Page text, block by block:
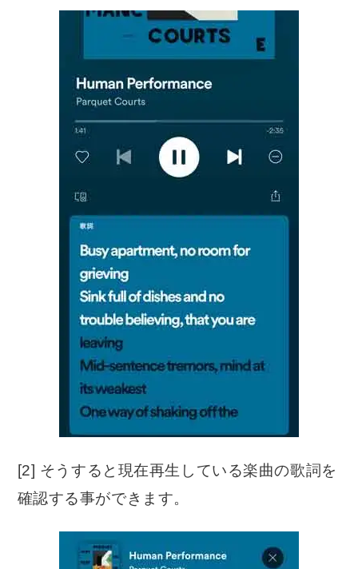
[2] そうすると現在再生している楽曲の歌詞を
確認する事ができます。